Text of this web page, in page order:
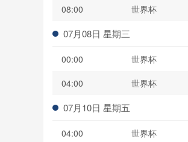
08:00
世界杯
07月08日 星期三
00:00 世界杯
04:00
世界杯
07月10日 星期五
04:00 世界杯